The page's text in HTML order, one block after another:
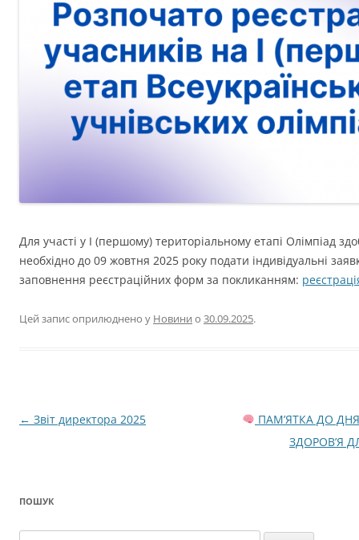
Для участі у І (першому) територіальному етапі Олімпіад
необхідно до 09 жовтня 2025 року подати індивідуальні
заповнення реєстраційних форм за покликанням:
Цей запис оприлюднено у Новини о 30.09.2025.
Навігація
← Звіт директора 2025
ПАМ’ЯТКА ДО
ЗДОРОВ’Я
ПОШУК